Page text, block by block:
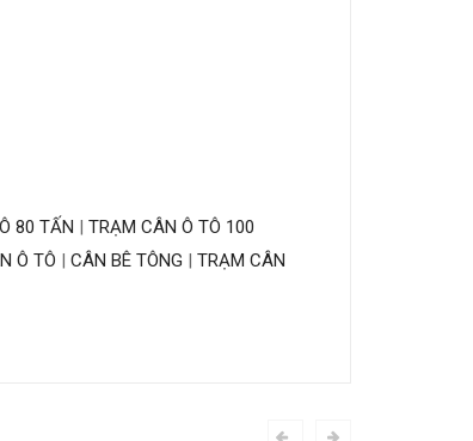
80 TẤN | TRẠM CÂN Ô TÔ 100
Ô TÔ | CÂN BÊ TÔNG | TRẠM CÂN